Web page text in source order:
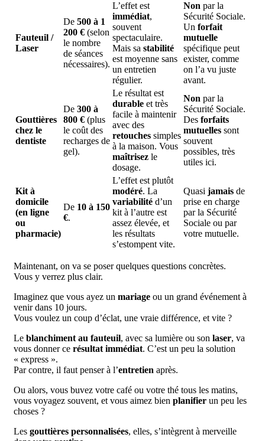
Fauteuil /
Laser
De 500 à 1
200 € (selon
le nombre
de séances
nécessaires).
L’effet est
immédiat,
souvent
spectaculaire.
Mais sa stabilité
est moyenne sans
un entretien
régulier.
Non par la
Sécurité Sociale.
Un forfait
mutuelle
spécifique peut
exister, comme
on l’a vu juste
avant.
Gouttières
chez le
dentiste
De 300 à
800 € (plus
le coût des
recharges de
gel).
Le résultat est
durable et très
facile à maintenir
avec des
retouches simples
à la maison. Vous
maîtrisez le
dosage.
Non par la
Sécurité Sociale.
Des forfaits
mutuelles sont
souvent
possibles, très
utiles ici.
Kit à
domicile
(en ligne
ou
pharmacie)
De 10 à 150
€.
L’effet est plutôt
modéré. La
variabilité d’un
kit à l’autre est
assez élevée, et
les résultats
s’estompent vite.
Quasi jamais de
prise en charge
par la Sécurité
Sociale ou par
votre mutuelle.
Maintenant, on va se poser quelques questions concrètes.
Vous y verrez plus clair.
Imaginez que vous ayez un mariage ou un grand événement à
venir dans 10 jours.
Vous voulez un coup d’éclat, une vraie différence, et vite ?
Le blanchiment au fauteuil, avec sa lumière ou son laser, va
vous donner ce résultat immédiat. C’est un peu la solution
« express ».
Par contre, il faut penser à l’entretien après.
Ou alors, vous buvez votre café ou votre thé tous les matins,
vous voyagez souvent, et vous aimez bien planifier un peu les
choses ?
Les gouttières personnalisées, elles, s’intègrent à merveille